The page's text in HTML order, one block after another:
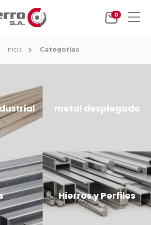
0
Inicio Categorías
metal desplegado
Hierros y Perfiles